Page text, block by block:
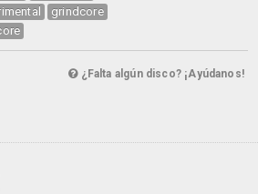
grindcore
¿Falta algún disco? ¡Ayúdanos!